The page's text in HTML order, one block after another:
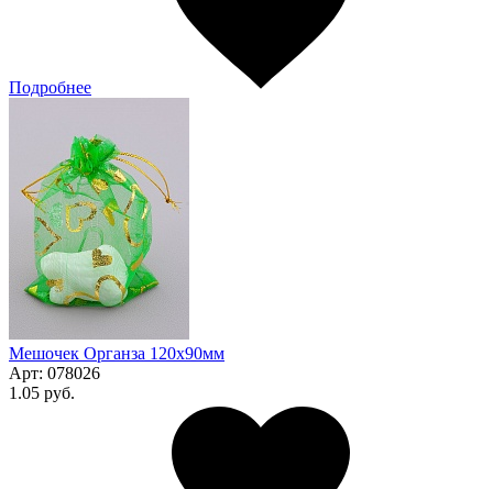
Подробнее
Мешочек Органза 120x90мм
Арт: 078026
1.05 руб.